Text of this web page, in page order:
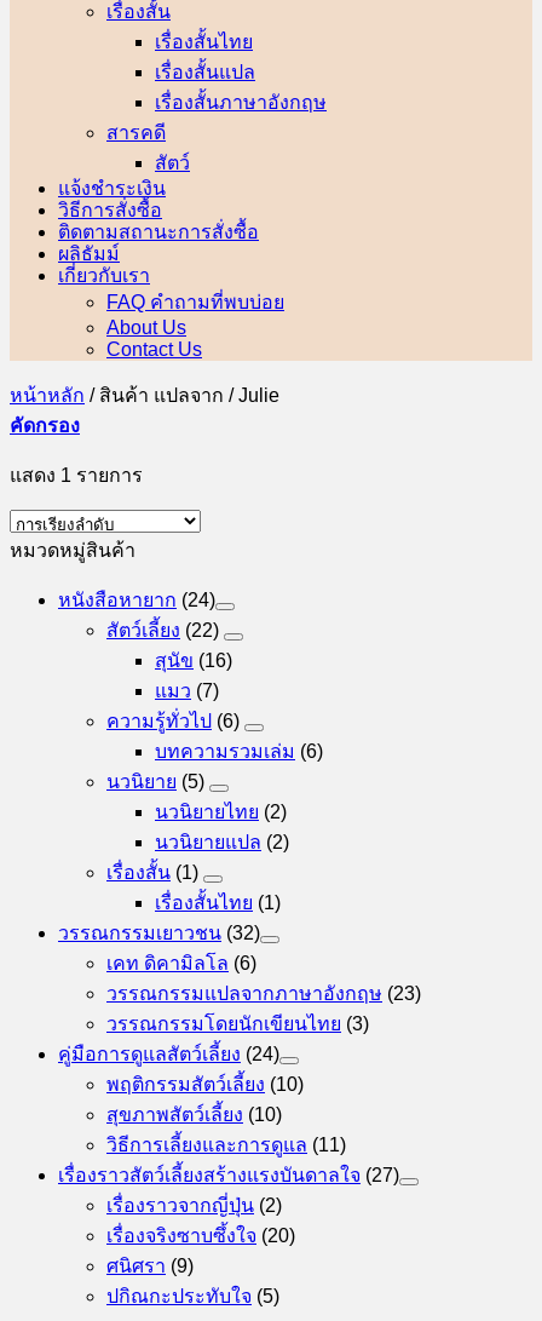
เรื่องสั้น
เรื่องสั้นไทย
เรื่องสั้นแปล
เรื่องสั้นภาษาอังกฤษ
สารคดี
สัตว์
แจ้งชำระเงิน
วิธีการสั่งซื้อ
ติดตามสถานะการสั่งซื้อ
ผลิธัมม์
เกี่ยวกับเรา
FAQ คำถามที่พบบ่อย
About Us
Contact Us
หน้าหลัก /สินค้า แปลจาก /Julie
คัดกรอง
แสดง 1 รายการ
หมวดหมู่สินค้า
หนังสือหายาก (24)
สัตว์เลี้ยง (22)
สุนัข (16)
แมว (7)
ความรู้ทั่วไป (6)
บทความรวมเล่ม (6)
นวนิยาย (5)
นวนิยายไทย (2)
นวนิยายแปล (2)
เรื่องสั้น (1)
เรื่องสั้นไทย (1)
วรรณกรรมเยาวชน (32)
เคท ดิคามิลโล (6)
วรรณกรรมแปลจากภาษาอังกฤษ (23)
วรรณกรรมโดยนักเขียนไทย (3)
คู่มือการดูแลสัตว์เลี้ยง (24)
พฤติกรรมสัตว์เลี้ยง (10)
สุขภาพสัตว์เลี้ยง (10)
วิธีการเลี้ยงและการดูแล (11)
เรื่องราวสัตว์เลี้ยงสร้างแรงบันดาลใจ (27)
เรื่องราวจากญี่ปุ่น (2)
เรื่องจริงซาบซึ้งใจ (20)
ศนิศรา (9)
ปกิณกะประทับใจ (5)